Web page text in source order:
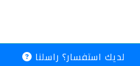
لديك استفسار؟ راسلنا